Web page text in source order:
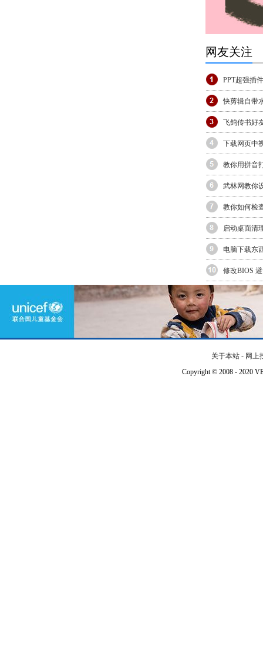
网友关注
PPT超强插
快剪辑自带
飞鸽传书好
下载网页中
教你用拼音
武林网教你
教你如何检
启动桌面清
电脑下载东
修改BIOS
关于本站 - 网上
Copyright © 2008 - 2020